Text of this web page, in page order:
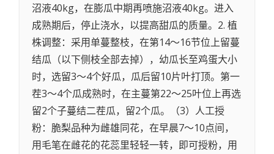
沼液40kg，在膨瓜中期再喷施沼液40kg。进入
成熟期后，停止浇水，以提高甜瓜的质量。2. 植
株调整：采用单蔓整枝，在第14～16节位上留蔓
结瓜（以下侧枝全部去掉），幼瓜长至鸡蛋大小
时，选留3～4个好瓜，瓜后留10片叶打顶。第一
茬3～4个瓜成熟时，在主蔓第22～25叶位上再选
留2个子蔓结二茬瓜，留2个瓜。（3）人工授
粉：脆梨品种为雌雄同花，在早晨7～10点间，
用毛笔在雌花的花蕊里轻轻一转，即可授粉，用